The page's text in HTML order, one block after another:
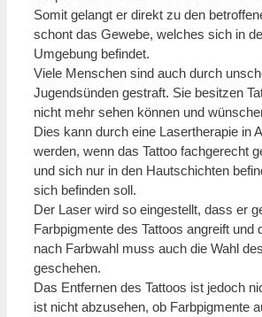
Somit gelangt er direkt zu den
schont das Gewebe, welches sich in
Umgebung befindet.
Viele Menschen sind auch durch
Jugendsünden gestraft. Sie besitzen
nicht mehr sehen können und
Dies kann durch eine Lasertherapie in
werden, wenn das Tattoo fachgerecht
und sich nur in den Hautschichten
sich befinden soll.
Der Laser wird so eingestellt, dass er
Farbpigmente des Tattoos angreift und
nach Farbwahl muss auch die Wahl
geschehen.
Das Entfernen des Tattoos ist jedoch
ist nicht abzusehen, ob Farbpigmente